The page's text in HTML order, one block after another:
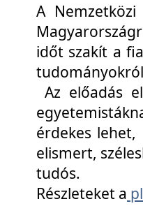
A
időt szakít a
Az előadás
érdekes lehet,
elismert,
tudós.
Részleteket a